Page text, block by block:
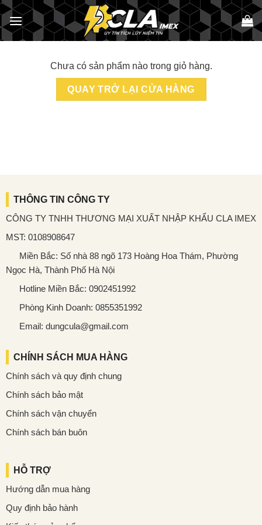
Bỏ
qua
nội
Chưa có sản phẩm nào trong giỏ hàng.
QUAY TRỞ LẠI CỬA HÀNG
THÔNG TIN CÔNG TY
CÔNG TY TNHH THƯƠNG MẠI XUẤT NHẬP KHẨU CLA IMEX
MST: 0108908647
Miền Bắc: Số nhà 88 ngõ 173 Hoàng Hoa Thám, Phường
Ngọc Hà, Thành Phố Hà Nội
Hotline Miền Bắc: 0902451992
Phòng Kinh Doanh: 0855351992
Email: dungcula@gmail.com
CHÍNH SÁCH MUA HÀNG
Chính sách và quy định chung
Chính sách bảo mật
Chính sách vận chuyển
Chính sách bán buôn
HỖ TRỢ
Hướng dẫn mua hàng
Quy định bảo hành